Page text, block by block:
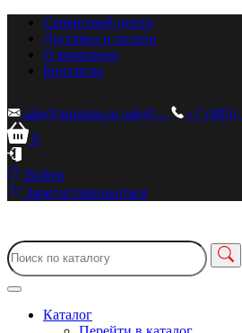
Сервисный центр
Доставка и оплата
О компании
Контакты
sale@zionstm.ru sale@...
+7 (495)
0
Войти
Зарегистрироваться
Каталог